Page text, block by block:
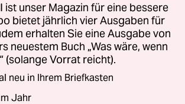
ist unser Magazin für eine bessere
bietet jährlich vier Ausgaben für
erhalten Sie eine Ausgabe von
neuestem Buch „Was wäre, wenn
(solange Vorrat reicht).
neu in Ihrem Briefkasten
Jahr